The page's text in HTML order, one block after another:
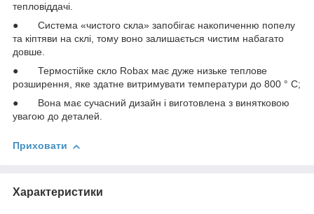
тепловіддачі.
● Система «чистого скла» запобігає накопиченню попелу
та кіптяви на склі, тому воно залишається чистим набагато
довше.
● Термостійке скло Robax має дуже низьке теплове
розширення, яке здатне витримувати температури до 800 ° C;
● Вона має сучасний дизайн і виготовлена з винятковою
увагою до деталей.
Приховати
Характеристики